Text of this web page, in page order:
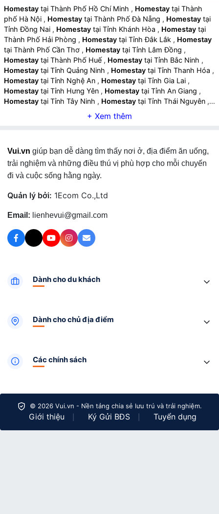
Homestay tại Thành Phố Hồ Chí Minh , Homestay tại Thành
phố Hà Nội , Homestay tại Thành Phố Đà Nẵng , Homestay tại
Tỉnh Đồng Nai , Homestay tại Tỉnh Khánh Hòa , Homestay tại
Thành Phố Hải Phòng , Homestay tại Tỉnh Đắk Lắk , Homestay
tại Thành Phố Cần Thơ , Homestay tại Tỉnh Lâm Đồng ,
Homestay tại Thành Phố Huế , Homestay tại Tỉnh Bắc Ninh ,
Homestay tại Tỉnh Quảng Ninh , Homestay tại Tỉnh Thanh Hóa ,
Homestay tại Tỉnh Nghệ An , Homestay tại Tỉnh Gia Lai ,
Homestay tại Tỉnh Hưng Yên , Homestay tại Tỉnh An Giang ,
Homestay tại Tỉnh Tây Ninh , Homestay tại Tỉnh Thái Nguyên ,
, Homestay
, Homestay
Homestaytại Tỉnh Quảng Trị,Homestaytại Tỉnh Sơn La,
Homestaytại Tỉnh Tuyên Quang ,Homestay tại Tỉnh Điện Biên
Homestaytại Tỉnh Lai Châu,
Vui.vn giúp bạn dễ dàng tìm thấy nơi ở, địa điểm ăn uống,
trải nghiệm và những điều thú vị phù hợp cho mỗi chuyến
đi và cuộc sống hằng ngày.
Quản lý bởi: 1Ecom Co.,Ltd
Email: lienhevui@gmail.com
Dành cho du khách
Dành cho chủ địa điểm
Các chính sách
© 2026 Vui.vn - Nền tảng chia sẻ lưu trú và trải nghiệm.
Giới thiệu Ký Gửi BĐS Tuyển dụng